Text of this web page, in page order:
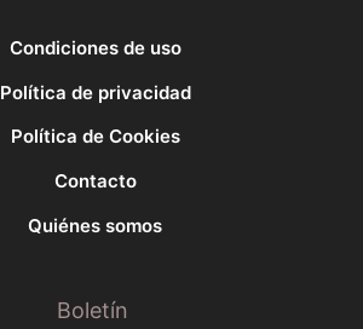
Condiciones de uso
Política de privacidad
Política de Cookies
Contacto
Quiénes somos
Boletín